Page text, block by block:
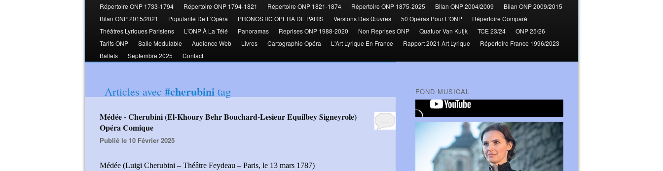
Répertoire ONP 1733-1794
Répertoire ONP 1794-1821 Répertoire ONP 1821-1874 Répertoire ONP 1875-2025 Bilan ONP 2004/2009
Bilan ONP 2009/2015
Bilan ONP 2015/2021
Popularité De L'Opéra PRONOSTIC OPERA DE PARIS Versions Des Œuvres 50 Opéras Pour L'ONP
Répertoire Comparé
Théâtres Lyriques Parisiens
L'ONP À La Télé Panoramas Reprises ONP 1988-2020 Non Reprises ONP Quatuor Van Kuijk TCE 23/24
ONP 25/26
Tarifs ONP
Salle Modulable Audience Web Livres Cartographie Opéra L'Art Lyrique En France Rapport 2021 Art Lyrique
Répertoire France 1996/2023
Ballets
Septembre 2025 Contact
Articles avec #cherubini tag
…
Médée - Cherubini (El-Khoury Behr Bouchard-Lesieur Equilbey Signeyrole)
Opéra Comique
Publié le 10 Février 2025
Médée (Luigi Cherubini – Théâtre Feydeau – Paris, le 13 mars 1787)
FOND MUSICAL